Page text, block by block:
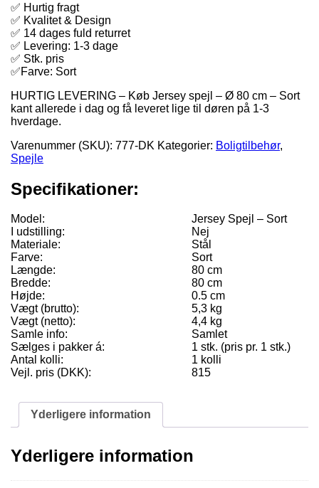
✅ Hurtig fragt
✅ Kvalitet & Design
✅ 14 dages fuld returret
✅ Levering: 1-3 dage
✅ Stk. pris
✅Farve: Sort
HURTIG LEVERING – Køb Jersey spejl – Ø 80 cm – Sort
kant allerede i dag og få leveret lige til døren på 1-3
hverdage.
Varenummer (SKU): 777-DK Kategorier: Boligtilbehør,
Spejle
Specifikationer:
Model:
Jersey Spejl – Sort
I udstilling:
Nej
Materiale:
Stål
Farve:
Sort
Længde:
80 cm
Bredde:
80 cm
Højde:
0.5 cm
Vægt (brutto):
5,3 kg
Vægt (netto):
4,4 kg
Samle info:
Samlet
Sælges i pakker á:
1 stk. (pris pr. 1 stk.)
Antal kolli:
1 kolli
Vejl. pris (DKK):
815
Yderligere information
Yderligere information